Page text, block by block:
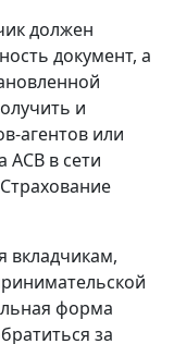
должен
документ, а
и
агентов или
АСВ в сети
вкладчикам,
форма
за